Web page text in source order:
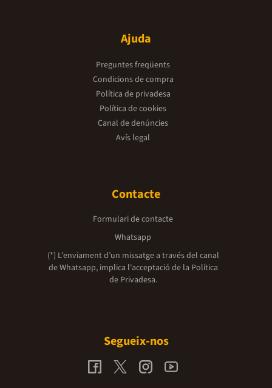
Ajuda
Preguntes freqüents
Condicions de compra
Política de privadesa
Política de cookies
Canal de denúncies
Avís legal
Contacte
Formulari de contacte
Whatsapp
(*) L'enviament d’un missatge a través del canal
de Whatsapp, implica l'acceptació de la Política
de Privadesa.
Segueix-nos